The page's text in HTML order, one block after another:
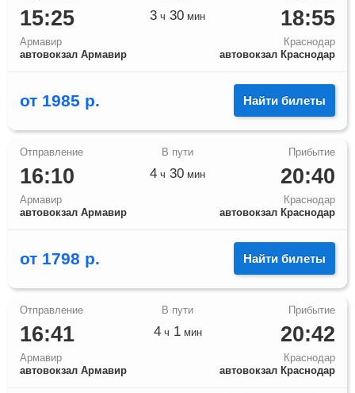
15:25
Армавир
автовокзал Армавир
18:55
Краснодар
автовокзал Краснодар
3 ч 30 мин
от 1985 р. Найти билеты
16:10
Армавир
автовокзал Армавир
20:40
Краснодар
автовокзал Краснодар
4 ч 30 мин
от 1798 р. Найти билеты
16:41
Армавир
автовокзал Армавир
20:42
Краснодар
автовокзал Краснодар
4ч 1мин